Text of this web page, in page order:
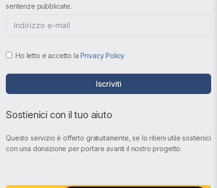
sentenze pubblicate.
Ho letto e accetto laPrivacy Policy
Iscriviti
Sostienici con il tuo aiuto
Questo servizio è offerto gratuitamente, se lo ritieni utile sostienici
con una donazione per portare avanti il nostro progetto.